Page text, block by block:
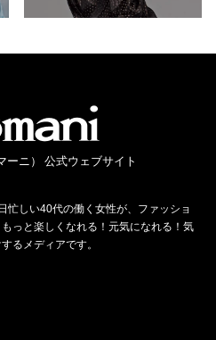
ーニ） 公式ウェブサイト
忙しい40代の働く女性が、ファッショ
っと楽しくなれる！元気になれる！気
るメディアです。